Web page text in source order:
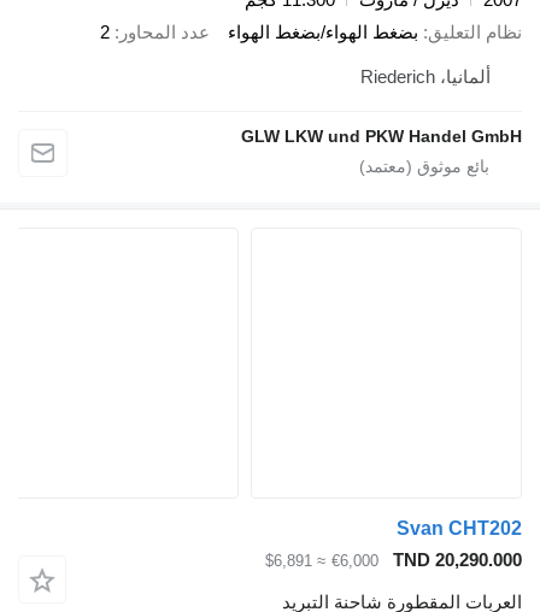
نظام التعليق بضغط الهواء/بضغط الهواء عدد المحاور 2
ألمانيا، Riederich
GLW LKW und PKW Handel GmbH
Svan CHT202
TND 20,290.000
€6,000
≈ $6,891
العربات المقطورة شاحنة التبريد